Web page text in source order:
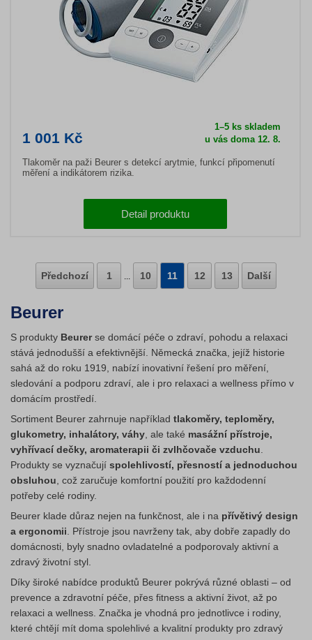
1 001 Kč
1–5 ks skladem
u vás doma 12. 8.
Tlakoměr na paži Beurer s detekcí arytmie, funkcí připomenutí
měření a indikátorem rizika.
Detail produktu
Předchozí 1 ... 10 11 12 13 Další
Beurer
S produkty Beurerse domácí péče o zdraví, pohodu a relaxaci
stává jednodušší a efektivnější. Německá značka, jejíž historie
sahá až do roku 1919, nabízí inovativní řešení pro měření,
sledování a podporu zdraví, ale i pro relaxaci a wellness přímo v
domácím prostředí.
Sortiment Beurer zahrnuje například tlakoměry, teploměry,
glukometry, inhalátory, váhy , ale také masážní přístroje,
vyhřívací dečky, aromaterapii či zvlhčovače vzduchu
Produkty se vyznačují spolehlivostí, přesností a jednoduchou
obsluhou , což zaručuje komfortní použití pro každodenní
potřeby celé rodiny.
Beurer klade důraz nejen na funkčnost, ale i na přívětivý design
a ergonomii . Přístroje jsou navrženy tak, aby dobře zapadly do
domácnosti, byly snadno ovladatelné a podporovaly aktivní a
zdravý životní styl.
Díky široké nabídce produktů Beurer pokrývá různé oblasti – od
prevence a zdravotní péče, přes fitness a aktivní život, až po
relaxaci a wellness. Značka je vhodná pro jednotlivce i rodiny,
které chtějí mít doma spolehlivé a kvalitní produkty pro zdravý